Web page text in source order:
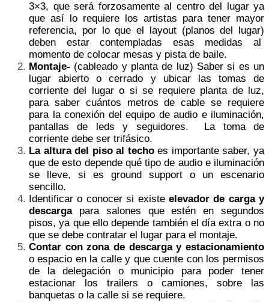
3×3, que será forzosamente al centro del lugar ya
que así lo requiere los artistas para tener mayor
referencia, por lo que el layout (planos del lugar)
deben estar contempladas esas medidas al
momento de colocar mesas y pista de baile.
Montaje- (cableado y planta de luz) Saber si es un
lugar abierto o cerrado y ubicar las tomas de
corriente del lugar o si se requiere planta de luz,
para saber cuántos metros de cable se requiere
para la conexión del equipo de audio e iluminación,
pantallas de leds y seguidores. La toma de
corriente debe ser trifásico.
La altura del piso al techoes importante saber, ya
que de esto depende qué tipo de audio e iluminación
se lleve, si es ground support o un escenario
sencillo.
Identificar o conocer si existe elevador de carga y
descargapara salones que estén en segundos
pisos, ya que ello depende también el día extra o no
que se debe contratar el lugar para el montaje.
Contar con zona de descarga y estacionamiento
o espacio en la calle y que cuente con los permisos
de la delegación o municipio para poder tener
estacionar los trailers o camiones, sobre las
banquetas o la calle si se requiere.